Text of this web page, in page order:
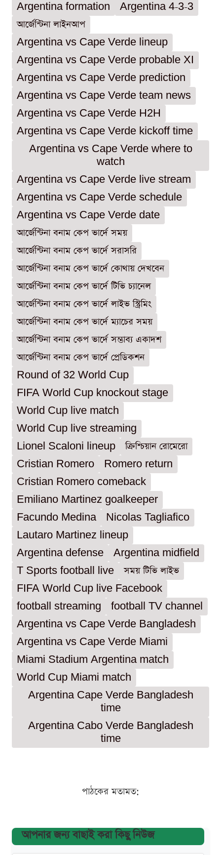
Argentina formation
Argentina 4-3-3
আর্জেন্টিনা লাইনআপ
Argentina vs Cape Verde lineup
Argentina vs Cape Verde probable XI
Argentina vs Cape Verde prediction
Argentina vs Cape Verde team news
Argentina vs Cape Verde H2H
Argentina vs Cape Verde kickoff time
Argentina vs Cape Verde where to
watch
Argentina vs Cape Verde live stream
Argentina vs Cape Verde schedule
Argentina vs Cape Verde date
আর্জেন্টিনা বনাম কেপ ভার্দে সময়
আর্জেন্টিনা বনাম কেপ ভার্দে সরাসরি
আর্জেন্টিনা বনাম কেপ ভার্দে কোথায় দেখবেন
আর্জেন্টিনা বনাম কেপ ভার্দে টিভি চ্যানেল
আর্জেন্টিনা বনাম কেপ ভার্দে লাইভ স্ট্রিমিং
আর্জেন্টিনা বনাম কেপ ভার্দে ম্যাচের সময়
আর্জেন্টিনা বনাম কেপ ভার্দে সম্ভাব্য একাদশ
আর্জেন্টিনা বনাম কেপ ভার্দে প্রেডিকশন
Round of 32 World Cup
FIFA World Cup knockout stage
World Cup live match
World Cup live streaming
Lionel Scaloni lineup
ক্রিশ্চিয়ান রোমেরো
Cristian Romero
Romero return
Cristian Romero comeback
Emiliano Martinez goalkeeper
Facundo Medina
Nicolas Tagliafico
Lautaro Martinez lineup
Argentina defense
Argentina midfield
T Sports football live
সময় টিভি লাইভ
FIFA World Cup live Facebook
football streaming
football TV channel
Argentina vs Cape Verde Bangladesh
Argentina vs Cape Verde Miami
Miami Stadium Argentina match
World Cup Miami match
Argentina Cape Verde Bangladesh
time
Argentina Cabo Verde Bangladesh
time
পাঠকের মতামত:
আপনার জন্য বাছাই করা কিছু নিউজ